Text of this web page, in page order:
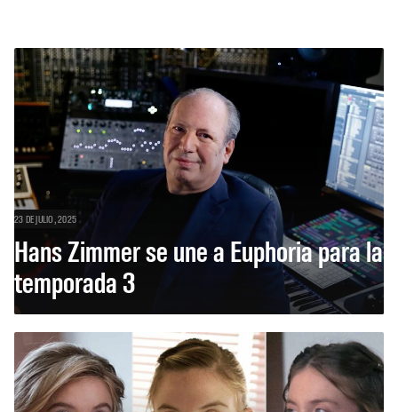
23 DE JULIO, 2025
Hans Zimmer se une a Euphoria para la
temporada 3